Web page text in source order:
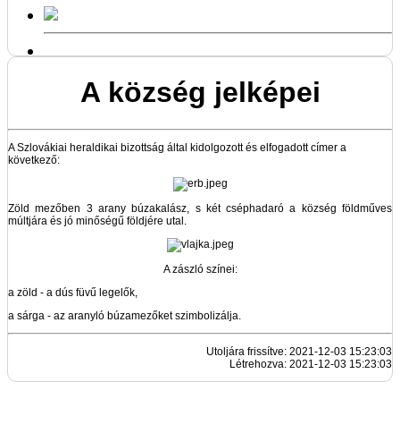
A község jelképei
A Szlovákiai heraldikai bizottság által kidolgozott és elfogadott címer a
következő:
Zöld mezőben 3 arany búzakalász, s két cséphadaró a község földműves
múltjára és jó minőségű földjére utal.
A zászló színei:
a zöld - a dús füvű legelők,
a sárga - az aranyló búzamezőket szimbolizálja.
Utoljára frissítve: 2021-12-03 15:23:03
Létrehozva: 2021-12-03 15:23:03